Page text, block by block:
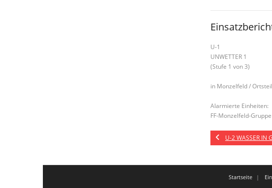
U-1
UNWETTER 1
(Stufe 1 von 3)
in Monzelfeld /
Alarmierte Einheiten:
FF-Monzelfeld-Gruppe
U-2 WASSER IN
Startseite